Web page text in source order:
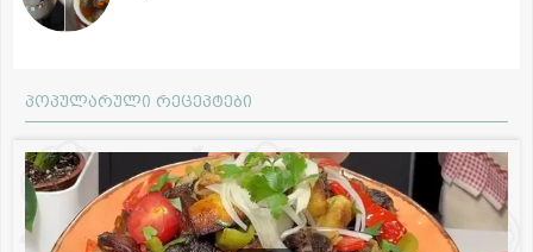
პოპულარული რეცეპტები